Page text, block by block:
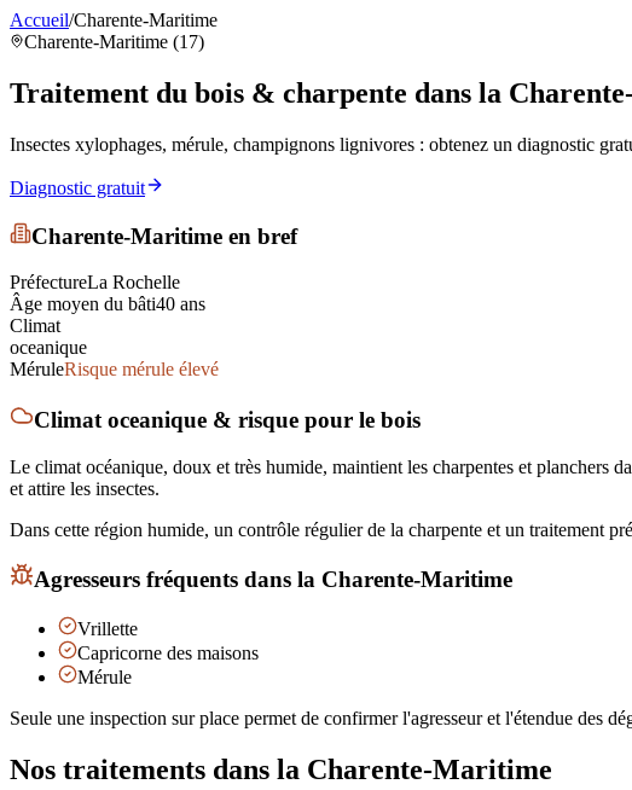
Accueil/Charente-Maritime
Charente-Maritime (17)
Traitement du bois & charpente dans la
Insectes xylophages, mérule, champignons lignivores : obtenez un diagnostic
Diagnostic gratuit
Charente-Maritime en bref
PréfectureLa Rochelle
Âge moyen du bâti40 ans
Climat
oceanique
MéruleRisque mérule élevé
Climat oceanique & risque pour le bois
Le climat océanique, doux et très humide, maintient les charpentes et planchers
et attire les insectes.
Dans cette région humide, un contrôle régulier de la charpente et un traitement
Agresseurs fréquents dans la Charente-Maritime
Vrillette
Capricorne des maisons
Mérule
Seule une inspection sur place permet de confirmer l'agresseur et l'étendue des
Nos traitements dans la Charente-Maritime